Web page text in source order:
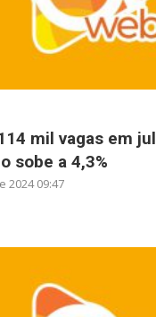
mil vagas em
sobe a 4,3%
2024 09:47